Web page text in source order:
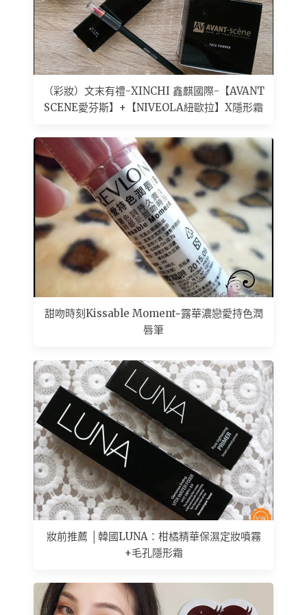
（彩妝）文末有禮-XINCHI 鑫麒國際-【AVANT
SCENE愛芬斯】+【NIVEOLA紐歐拉】X隱形霜
甜吻時刻Kissable Moment~露華濃戀愛持色潤
唇筆
妝前推薦 │韓國LUNA：柑橘精華保濕定妝噴霧
+毛孔隱形霜